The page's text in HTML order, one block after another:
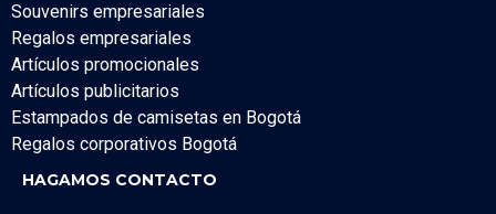
Souvenirs empresariales
Regalos empresariales
Artículos promocionales
Artículos publicitarios
Estampados de camisetas en Bogotá
Regalos corporativos Bogotá
HAGAMOS CONTACTO